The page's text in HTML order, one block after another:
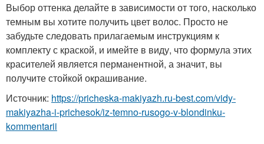
Выбор оттенка делайте в зависимости от того, насколько
темным вы хотите получить цвет волос. Просто не
забудьте следовать прилагаемым инструкциям к
комплекту с краской, и имейте в виду, что формула этих
красителей является перманентной, а значит, вы
получите стойкой окрашивание.
Источник: https://pricheska-makiyazh.ru-best.com/vidy-
makiyazha-i-prichesok/iz-temno-rusogo-v-blondinku-
kommentarii